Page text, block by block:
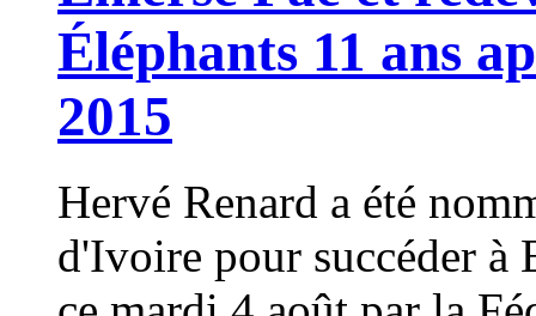
Éléphants 11 ans
2015
Hervé Renard a été
d'Ivoire pour succéder à